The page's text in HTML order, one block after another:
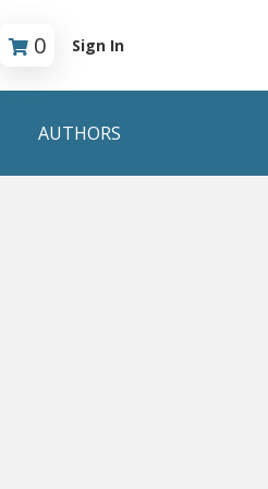
0 Sign In
AUTHORS